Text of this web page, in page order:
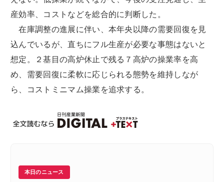
産効率、コストなどを総合的に判断した。
在庫調整の進展に伴い、本年央以降の需要回復を見
込んでいるが、直ちにフル生産が必要な事態はないと
想定。２基目の高炉休止で残る７高炉の操業率を高
め、需要回復に柔軟に応じられる態勢を維持しなが
ら、コストミニマム操業を追求する。
本日のニュース